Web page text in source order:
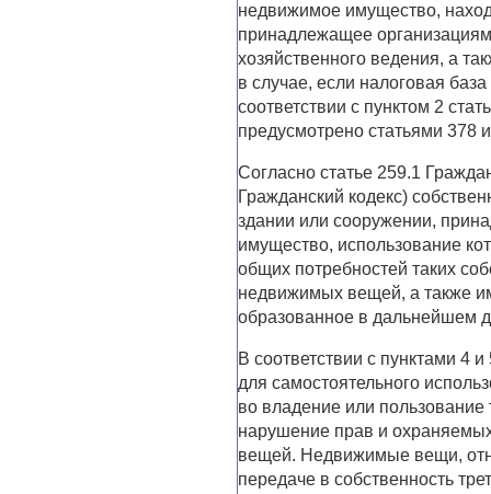
недвижимое имущество,
принадлежащее
хозяйственного ведения, а
в случае, если налоговая
соответствии с пунктом 2
предусмотрено статьями 378
Согласно статье 259.1
Гражданский кодекс)
здании или сооружении,
имущество, использование
общих потребностей таких
недвижимых вещей, а также
образованное в дальнейшем
В соответствии с пунктами 4
для самостоятельного
во владение или пользование
нарушение прав и
вещей. Недвижимые вещи,
передаче в собственность